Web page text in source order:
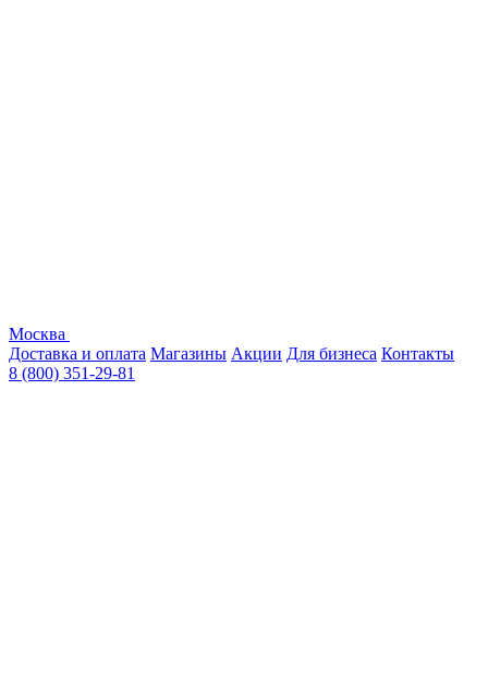
Москва
Доставка и оплата Магазины Акции Для бизнеса Контакты
8 (800) 351-29-81